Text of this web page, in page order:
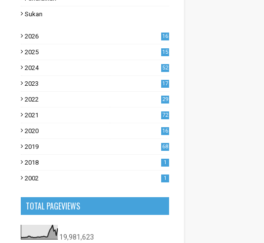
Sukan
2026 16
2025 15
2024 52
2023
17
2022
29
2021
72
2020
16
2019
68
2018 1
2002 1
TOTAL PAGEVIEWS
19,981,623